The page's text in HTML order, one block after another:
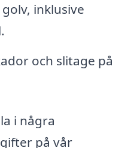
inklusive
och slitage på
i några
på vår